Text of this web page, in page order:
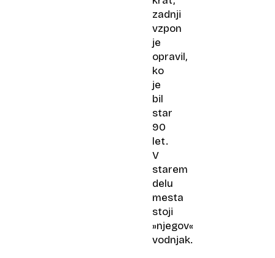
zadnji
vzpon
je
opravil,
ko
je
bil
star
90
let.
V
starem
delu
mesta
stoji
»njegov«
vodnjak.